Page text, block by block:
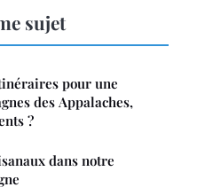
sujet
pour une
des Appalaches,
?
dans notre